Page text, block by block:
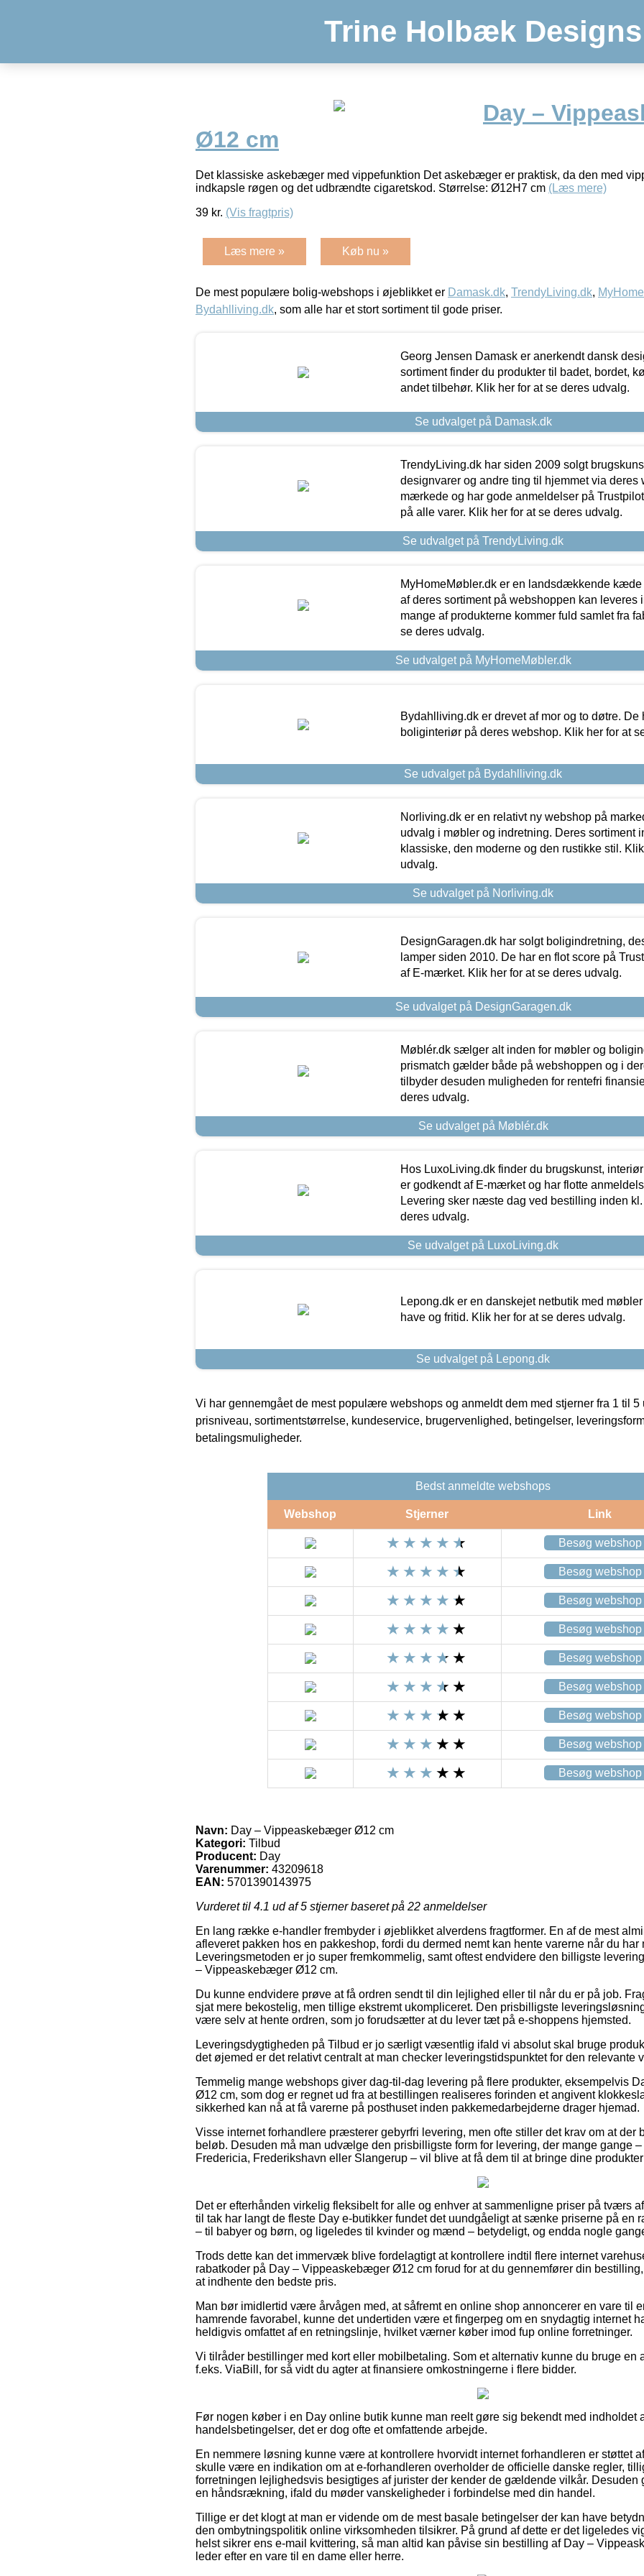
Trine Holbæk Designs
Day –
Ø12 cm
Det klassiske askebæger med vippefunktion Det askebæger er praktisk, da den med
indkapsle røgen og det udbrændte cigaretskod. Størrelse: Ø12H7 cm (Læs mere)
39 kr. (Vis fragtpris)
Læs mere » Køb nu »
De mest populære bolig-webshops i øjeblikket er Damask.dk, TrendyLiving.dk,
Bydahlliving.dk, som alle har et stort sortiment til gode priser.
Georg Jensen Damask er anerkendt dansk
sortiment finder du produkter til badet, bordet,
andet tilbehør. Klik her for at se deres udvalg.
Se udvalget på Damask.dk
TrendyLiving.dk har siden 2009 solgt
designvarer og andre ting til hjemmet via deres
mærkede og har gode anmeldelser på
på alle varer. Klik her for at se deres udvalg.
Se udvalget på TrendyLiving.dk
MyHomeMøbler.dk er en landsdækkende kæde
af deres sortiment på webshoppen kan leveres
mange af produkterne kommer fuld samlet fra
se deres udvalg.
Se udvalget på MyHomeMøbler.dk
Bydahlliving.dk er drevet af mor og to døtre. De
boliginteriør på deres webshop. Klik her for at
Se udvalget på Bydahlliving.dk
Norliving.dk er en relativt ny webshop på
udvalg i møbler og indretning. Deres sortiment
klassiske, den moderne og den rustikke stil.
udvalg.
Se udvalget på Norliving.dk
DesignGaragen.dk har solgt boligindretning,
lamper siden 2010. De har en flot score på
af E-mærket. Klik her for at se deres udvalg.
Se udvalget på DesignGaragen.dk
Møblér.dk sælger alt inden for møbler og
prismatch gælder både på webshoppen og i
tilbyder desuden muligheden for rentefri
deres udvalg.
Se udvalget på Møblér.dk
Hos LuxoLiving.dk finder du brugskunst,
er godkendt af E-mærket og har flotte
Levering sker næste dag ved bestilling inden
deres udvalg.
Se udvalget på LuxoLiving.dk
Lepong.dk er en danskejet netbutik med
have og fritid. Klik her for at se deres udvalg.
Se udvalget på Lepong.dk
Vi har gennemgået de mest populære webshops og anmeldt dem med stjerner fra 1 til 5
prisniveau, sortimentstørrelse, kundeservice, brugervenlighed, betingelser,
betalingsmuligheder.
Bedst anmeldte webshops
Webshop Stjerner Link
Besøg webshop
Besøg webshop
Besøg webshop
Besøg webshop
Besøg webshop
Besøg webshop
Besøg webshop
Besøg webshop
Besøg webshop
Navn: Day – Vippeaskebæger Ø12 cm
Kategori: Tilbud
Producent: Day
Varenummer: 43209618
EAN: 5701390143975
Vurderet til 4.1 ud af 5 stjerner baseret på 22 anmeldelser
En lang række e-handler frembyder i øjeblikket alverdens fragtformer. En af de mest
afleveret pakken hos en pakkeshop, fordi du dermed nemt kan hente varerne når du har
Leveringsmetoden er jo super fremkommelig, samt oftest endvidere den billigste
– Vippeaskebæger Ø12 cm.
Du kunne endvidere prøve at få ordren sendt til din lejlighed eller til når du er på job.
sjat mere bekostelig, men tillige ekstremt ukompliceret. Den prisbilligste
være selv at hente ordren, som jo forudsætter at du lever tæt på e-shoppens hjemsted.
Leveringsdygtigheden på Tilbud er jo særligt væsentlig ifald vi absolut skal bruge
det øjemed er det relativt centralt at man checker leveringstidspunktet for den relevante
Temmelig mange webshops giver dag-til-dag levering på flere produkter, eksempelvis
Ø12 cm, som dog er regnet ud fra at bestillingen realiseres forinden et angivent
sikkerhed kan nå at få varerne på posthuset inden pakkemedarbejderne drager hjemad.
Visse internet forhandlere præsterer gebyrfri levering, men ofte stiller det krav om at der
beløb. Desuden må man udvælge den prisbilligste form for levering, der mange gange
Fredericia, Frederikshavn eller Slangerup – vil blive at få dem til at bringe dine
Det er efterhånden virkelig fleksibelt for alle og enhver at sammenligne priser på tværs
til tak har langt de fleste Day e-butikker fundet det uundgåeligt at sænke priserne på en
– til babyer og børn, og ligeledes til kvinder og mænd – betydeligt, og endda nogle
Trods dette kan det immervæk blive fordelagtigt at kontrollere indtil flere internet
rabatkoder på Day – Vippeaskebæger Ø12 cm forud for at du gennemfører din
at indhente den bedste pris.
Man bør imidlertid være årvågen med, at såfremt en online shop annoncerer en vare til
hamrende favorabel, kunne det undertiden være et fingerpeg om en snydagtig internet
heldigvis omfattet af en retningslinje, hvilket værner køber imod fup online forretninger.
Vi tilråder bestillinger med kort eller mobilbetaling. Som et alternativ kunne du bruge en
f.eks. ViaBill, for så vidt du agter at finansiere omkostningerne i flere bidder.
Før nogen køber i en Day online butik kunne man reelt gøre sig bekendt med indholdet
handelsbetingelser, det er dog ofte et omfattende arbejde.
En nemmere løsning kunne være at kontrollere hvorvidt internet forhandleren er støttet
skulle være en indikation om at e-forhandleren overholder de officielle danske regler,
forretningen lejlighedsvis besigtiges af jurister der kender de gældende vilkår. Desuden
en håndsrækning, ifald du møder vanskeligheder i forbindelse med din handel.
Tillige er det klogt at man er vidende om de mest basale betingelser der kan have
den ombytningspolitik online virksomheden tilsikrer. På grund af dette er det ligeledes
helst sikrer ens e-mail kvittering, så man altid kan påvise sin bestilling af Day –
leder efter en vare til en dame eller herre.